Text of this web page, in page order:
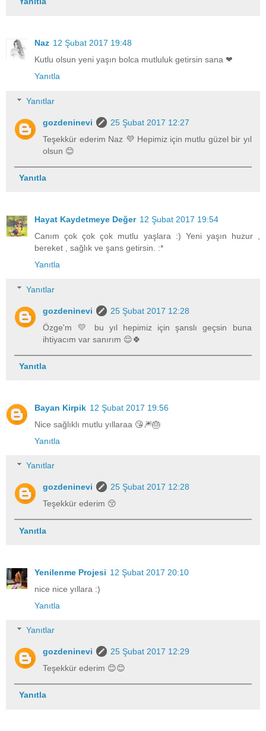
Naz 12 Şubat 2017 19:48
Kutlu olsun yeni yaşın bolca mutluluk getirsin sana ❤
Yanıtla
Yanıtlar
gozdeninevi
25 Şubat 2017 12:27
Teşekkür ederim Naz 💜 Hepimiz için mutlu güzel bir yıl
olsun 😊
Yanıtla
Hayat Kaydetmeye Değer 12 Şubat 2017 19:54
Canım çok çok çok mutlu yaşlara :) Yeni yaşın huzur ,
bereket , sağlık ve şans getirsin. :*
Yanıtla
Yanıtlar
gozdeninevi
25 Şubat 2017 12:28
Özge'm 💛 bu yıl hepimiz için şanslı geçsin buna
ihtiyacım var sanırım 😌🍀
Yanıtla
Bayan Kirpik 12 Şubat 2017 19:56
Nice sağlıklı mutlu yıllaraa 😘🎆🎂
Yanıtla
Yanıtlar
gozdeninevi
25 Şubat 2017 12:28
Teşekkür ederim 😚
Yanıtla
Yenilenme Projesi 12 Şubat 2017 20:10
nice nice yıllara :)
Yanıtla
Yanıtlar
gozdeninevi
25 Şubat 2017 12:29
Teşekkür ederim 😊😊
Yanıtla